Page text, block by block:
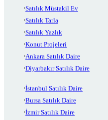
Satılık Müstakil Ev
Satılık Tarla
Satılık Yazlık
Konut Projeleri
Ankara Satılık Daire
Diyarbakır Satılık Daire
İstanbul Satılık Daire
Bursa Satılık Daire
İzmir Satılık Daire